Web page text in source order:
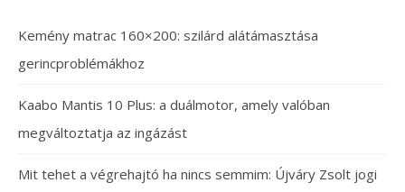
Kemény matrac 160×200: szilárd alátámasztása
gerincproblémákhoz
Kaabo Mantis 10 Plus: a duálmotor, amely valóban
megváltoztatja az ingázást
Mit tehet a végrehajtó ha nincs semmim: Újváry Zsolt jogi